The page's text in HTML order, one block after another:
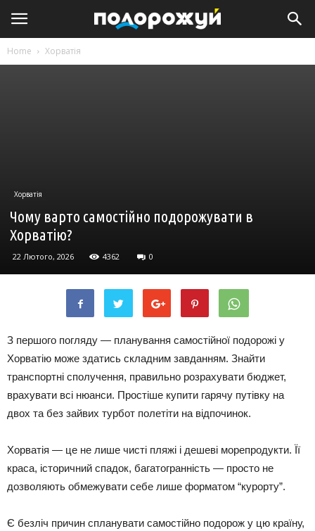
Home Хорватія
Хорватія
Чому варто самостійно подорожувати в
Хорватію?
22 Лютого, 2026 4362 0
З першого погляду — планування самостійної подорожі у
Хорватію може здатись складним завданням. Знайти
транспортні сполучення, правильно розрахувати бюджет,
врахувати всі нюанси. Простіше купити гарячу путівку на
двох та без зайвих турбот полетіти на відпочинок.
Хорватія — це не лише чисті пляжі і дешеві морепродукти. Її
краса, історичний спадок, багатогранність — просто не
дозволяють обмежувати себе лише форматом “курорту”.
Є безліч причин спланувати самостійно подорож у цю країну,